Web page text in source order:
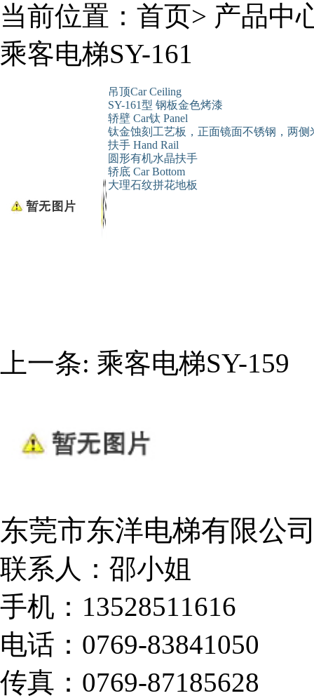
当前位置： 首页> 产品中
乘客电梯SY-161
吊顶Car Ceiling
SY-161型 钢板金色烤漆
轿壁 Car钛 Panel
钛金蚀刻工艺板，正面镜面不锈钢，两侧
扶手 Hand Rail
圆形有机水晶扶手
轿底 Car Bottom
大理石纹拼花地板
上一条: 乘客电梯SY-159
东莞市东洋电梯有限公
联系人：邵小姐
手机：13528511616
电话：0769-83841050
传真：0769-87185628